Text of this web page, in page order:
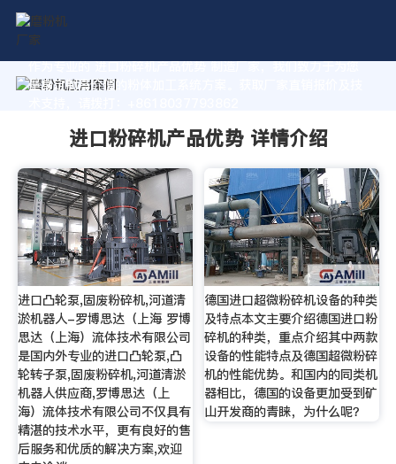
作为专业的 进口粉碎机产品优势 制造厂家，我们致力于为您
量身定制高价值的粉体加工系统方案。获取厂家直销报价及技
进口粉碎机产品优势 详情介绍
进口凸轮泵,固废粉碎机,河道清
淤机器人-罗博思达（上海 罗博
思达（上海）流体技术有限公司
是国内外专业的进口凸轮泵,凸
轮转子泵,固废粉碎机,河道清淤
机器人供应商,罗博思达（上
海）流体技术有限公司不仅具有
精湛的技术水平，更有良好的售
后服务和优质的解决方案,欢迎
德国进口超微粉碎机设备的种类
及特点本文主要介绍德国进口粉
碎机的种类，重点介绍其中两款
设备的性能特点及德国超微粉碎
机的性能优势。和国内的同类机
器相比，德国的设备更加受到矿
山开发商的青睐，为什么呢？